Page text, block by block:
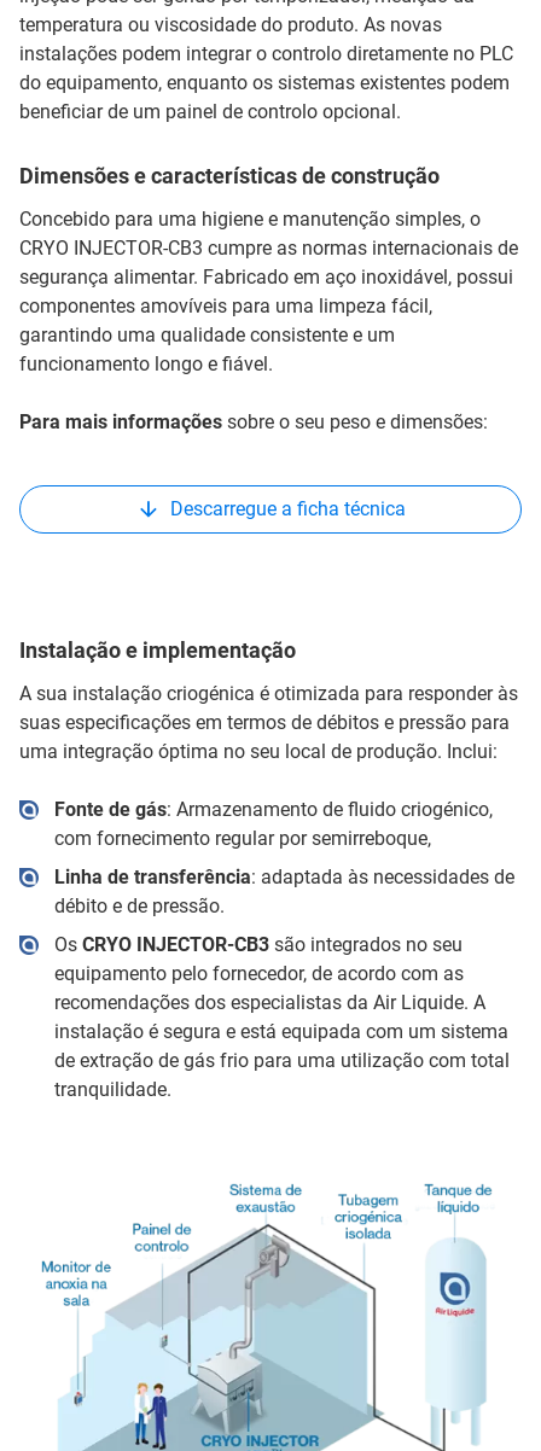
temperatura ou viscosidade do produto. As novas
instalações podem integrar o controlo diretamente no PLC
do equipamento, enquanto os sistemas existentes podem
beneficiar de um painel de controlo opcional.
Dimensões e características de construção
Concebido para uma higiene e manutenção simples, o
CRYO INJECTOR-CB3 cumpre as normas internacionais de
segurança alimentar. Fabricado em aço inoxidável, possui
componentes amovíveis para uma limpeza fácil,
garantindo uma qualidade consistente e um
funcionamento longo e fiável.
Para mais informações sobre o seu peso e dimensões:
Descarregue a ficha técnica
Instalação e implementação
A sua instalação criogénica é otimizada para responder às
suas especificações em termos de débitos e pressão para
uma integração óptima no seu local de produção. Inclui:
Fonte de gás: Armazenamento de fluido criogénico,
com fornecimento regular por semirreboque,
Linha de transferência: adaptada às necessidades de
débito e de pressão.
Os CRYO INJECTOR-CB3são integrados no seu
equipamento pelo fornecedor, de acordo com as
recomendações dos especialistas da Air Liquide. A
instalação é segura e está equipada com um sistema
de extração de gás frio para uma utilização com total
tranquilidade.